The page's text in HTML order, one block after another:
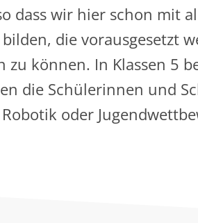
dass wir hier schon mit
die vorausgesetzt
können. In Klassen 5
die Schülerinnen und
Robotik oder